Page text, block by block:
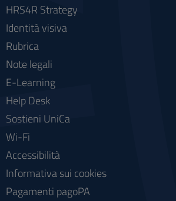
HRS4R Strategy
Identità visiva
Rubrica
Note legali
E-Learning
Help Desk
Sostieni UniCa
Wi-Fi
Accessibilità
Informativa sui cookies
Pagamenti pagoPA